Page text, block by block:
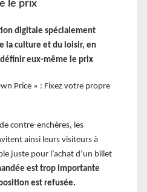
le prix
digitale spécialement
la culture et du loisir, en
eux-même le prix
Price » : Fixez votre propre
contre-enchères, les
ainsi leurs visiteurs à
juste pour l’achat d’un billet
est trop importante
est refusée.